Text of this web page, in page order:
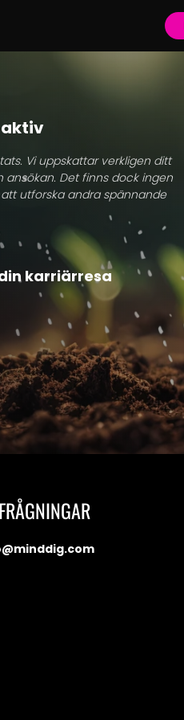
aktiv
Vi uppskattar verkligen ditt
Det finns dock ingen
utforska andra spännande
karriärresa